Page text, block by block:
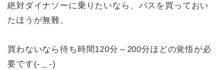
絶対ダイナソーに乗りたいなら、パスを買っておい
たほうが無難。
買わないなら待ち時間120分～200分ほどの覚悟が必
要です(-＿-)